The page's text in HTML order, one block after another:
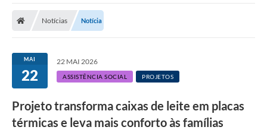
Notícias Notícia
MAI
22
22 MAI 2026
ASSISTÊNCIA SOCIAL PROJETOS
Projeto transforma caixas de leite em placas
térmicas e leva mais conforto às famílias